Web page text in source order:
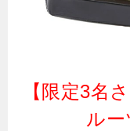
【限定3名
ル